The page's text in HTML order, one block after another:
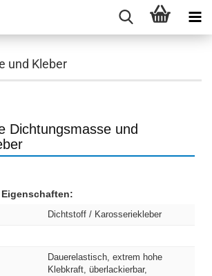
und Kleber
Dichtungsmasse und
Dichtstoff / Karosseriekleber
Dauerelastisch, extrem hohe
Klebkraft, überlackierbar,